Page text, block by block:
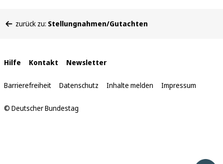
befinden
zurück zu: Stellungnahmen/Gutachten
Interne
Links
Hilfe Kontakt Newsletter
Barrierefreiheit Datenschutz Inhalte melden Impressum
© Deutscher Bundestag